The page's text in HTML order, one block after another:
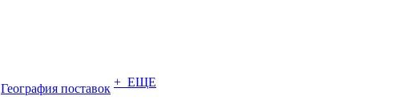
География поставок + ЕЩЕ